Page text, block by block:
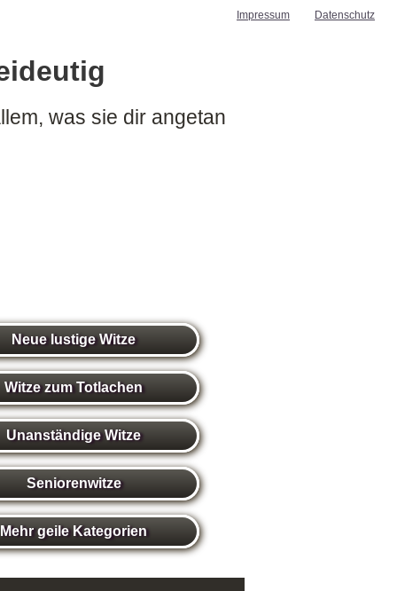
Impressum Datenschutz
was sie dir angetan
Neue lustige Witze
Witze zum Totlachen
Unanständige Witze
Seniorenwitze
Mehr geile Kategorien